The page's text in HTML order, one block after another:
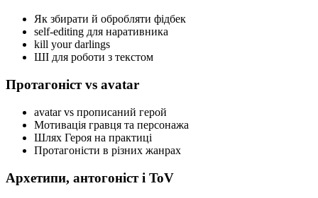
Як збирати й обробляти фідбек
self-editing для наративника
kill your darlings
ШІ для роботи з текстом
Протагоніст vs avatar
avatar vs прописаний герой
Мотивація гравця та персонажа
Шлях Героя на практиці
Протагоністи в різних жанрах
Архетипи, антогоніст і ToV